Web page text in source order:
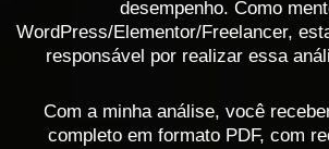
desempenho. Como
WordPress/Elementor/Freelancer,
responsável por realizar essa
Com a minha análise, você
completo em formato PDF, com